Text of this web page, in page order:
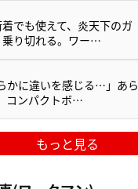
でも使えて、炎天下のガ
乗り切れる。ワー…
かに違いを感じる…」あら
コンパクトボ…
もっと見る